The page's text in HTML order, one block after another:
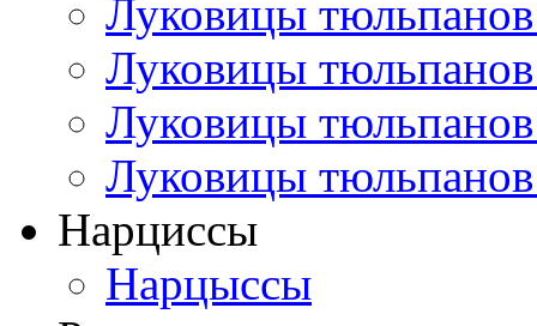
Луковицы
Луковицы
Луковицы
Луковицы
Нарциссы
Нарцыссы